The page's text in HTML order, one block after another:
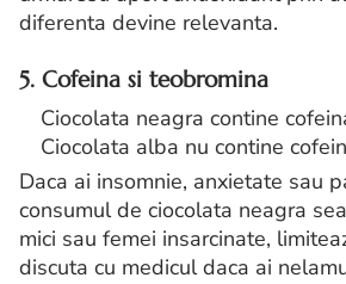
diferenta devine relevanta.
5. Cofeina si teobromina
Ciocolata neagra contine
Ciocolata alba nu contine
Daca ai insomnie, anxietate sau
consumul de ciocolata neagra
mici sau femei insarcinate,
discuta cu medicul daca ai